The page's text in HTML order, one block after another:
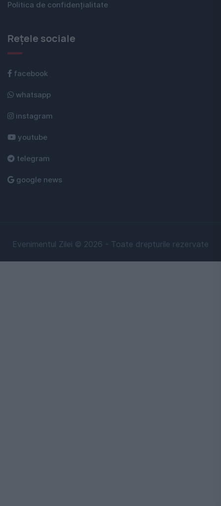
Politica de confidențialitate
Rețele sociale
facebook
whatsapp
instagram
youtube
telegram
google news
Evenimentul Zilei © 2026 - Toate drepturile rezervate